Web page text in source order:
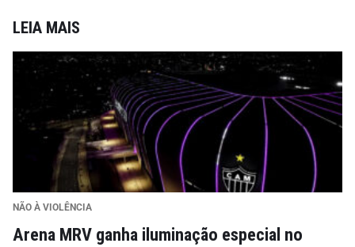
LEIA MAIS
NÃO À VIOLÊNCIA
Arena MRV ganha iluminação especial no